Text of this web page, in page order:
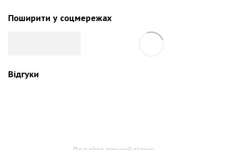
Поширити у соцмережах
Відгуки